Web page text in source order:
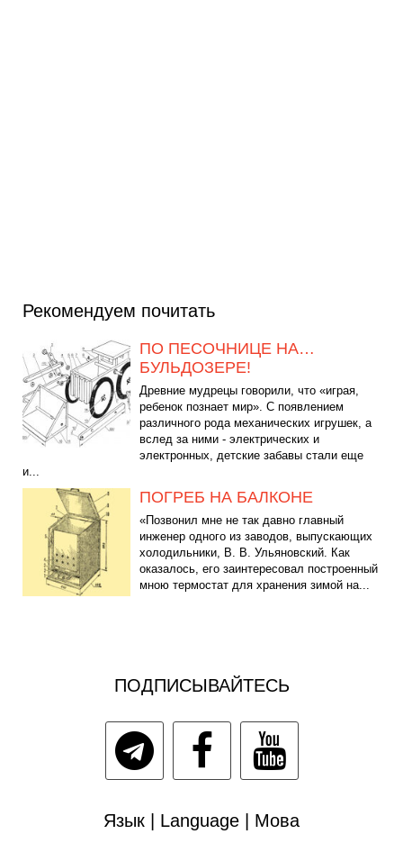
Рекомендуем почитать
ПО ПЕСОЧНИЦЕ НА…
БУЛЬДОЗЕРЕ!
Древние мудрецы говорили, что «играя,
ребенок познает мир». С появлением
различного рода механических игрушек, а
вслед за ними - электрических и
электронных, детские забавы стали еще
и...
ПОГРЕБ НА БАЛКОНЕ
«Позвонил мне не так давно главный
инженер одного из заводов, выпускающих
холодильники, В. В. Ульяновский. Как
оказалось, его заинтересовал построенный
мною термостат для хранения зимой на...
ПОДПИСЫВАЙТЕСЬ
Язык | Language | Мова